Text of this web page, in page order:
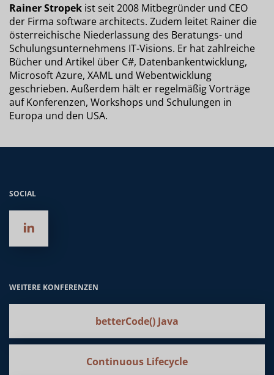
Rainer Stropek ist seit 2008 Mitbegründer und CEO
der Firma software architects. Zudem leitet Rainer die
österreichische Niederlassung des Beratungs- und
Schulungsunternehmens IT-Visions. Er hat zahlreiche
Bücher und Artikel über C#, Datenbankentwicklung,
Microsoft Azure, XAML und Webentwicklung
geschrieben. Außerdem hält er regelmäßig Vorträge
auf Konferenzen, Workshops und Schulungen in
Europa und den USA.
SOCIAL
WEITERE KONFERENZEN
betterCode() Java
Continuous Lifecycle